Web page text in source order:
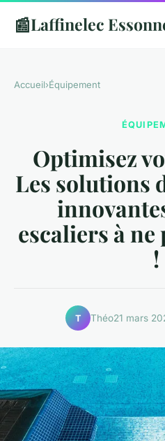
📰Laffinelec
Accueil›Équipement
Optimisez
Les solutions
escaliers à
!
T Théo21 mars